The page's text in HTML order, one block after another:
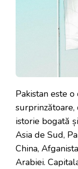
Pakistan este
surprinzătoare,
istorie bogată
Asia de Sud,
China,
Arabiei.